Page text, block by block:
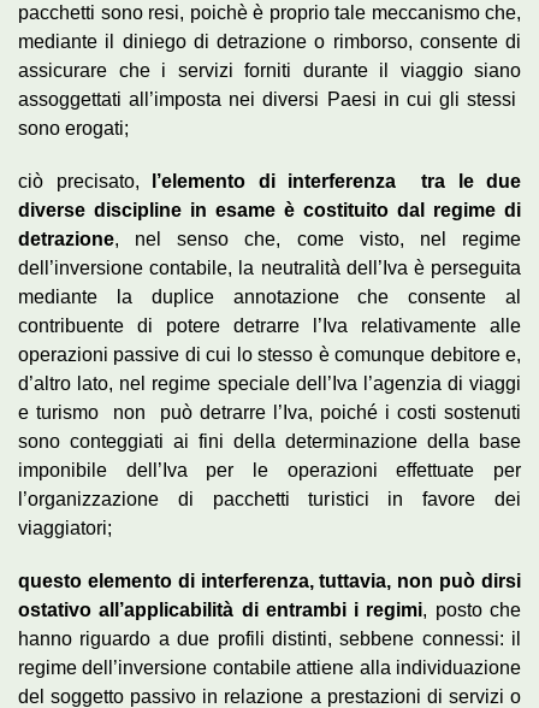
pacchetti sono resi, poichè è proprio tale meccanismo che,
mediante il diniego di detrazione o rimborso, consente di
assicurare che i servizi forniti durante il viaggio siano
assoggettati all’imposta nei diversi Paesi in cui gli stessi
sono erogati;
ciò precisato,
l’elemento di interferenza tra le due
diverse discipline in esame è costituito dal regime di
detrazione, nel senso che, come visto, nel regime
dell’inversione contabile, la neutralità dell’Iva è perseguita
mediante la duplice annotazione che consente al
contribuente di potere detrarre l’Iva relativamente alle
operazioni passive di cui lo stesso è comunque debitore e,
d’altro lato, nel regime speciale dell’Iva l’agenzia di viaggi
e turismo non può detrarre l’Iva, poiché i costi sostenuti
sono conteggiati ai fini della determinazione della base
imponibile dell’Iva per le operazioni effettuate per
l’organizzazione di pacchetti turistici in favore dei
viaggiatori;
questo elemento di interferenza, tuttavia, non può dirsi
ostativo all’applicabilità di entrambi i regimi, posto che
hanno riguardo a due profili distinti, sebbene connessi: il
regime dell’inversione contabile attiene alla individuazione
del soggetto passivo in relazione a prestazioni di servizi o